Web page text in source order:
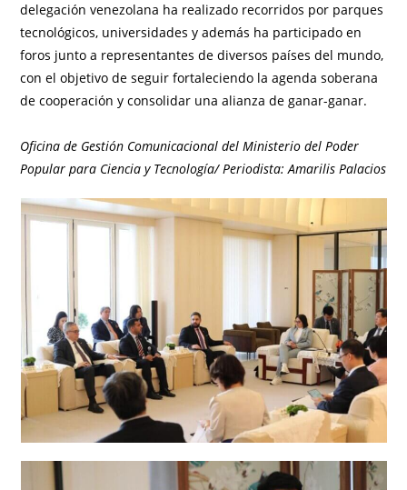
delegación venezolana ha realizado recorridos por parques
tecnológicos, universidades y además ha participado en
foros junto a representantes de diversos países del mundo,
con el objetivo de seguir fortaleciendo la agenda soberana
de cooperación y consolidar una alianza de ganar-ganar.
Oficina de Gestión Comunicacional del Ministerio del Poder
Popular para Ciencia y Tecnología/ Periodista: Amarilis Palacios